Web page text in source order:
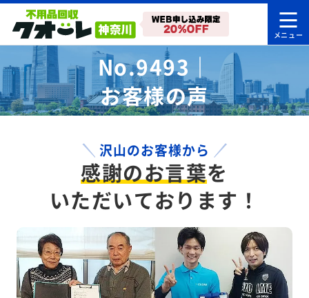
No.9493｜
お客様の声
沢山のお客様から
感謝のお言葉を
いただいております！